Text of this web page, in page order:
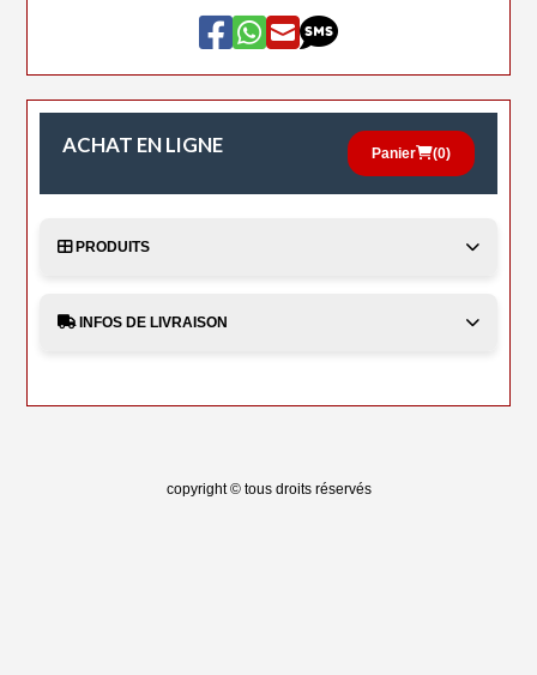
ACHAT EN LIGNE Panier (0)
PRODUITS
INFOS DE LIVRAISON
copyright © tous droits réservés